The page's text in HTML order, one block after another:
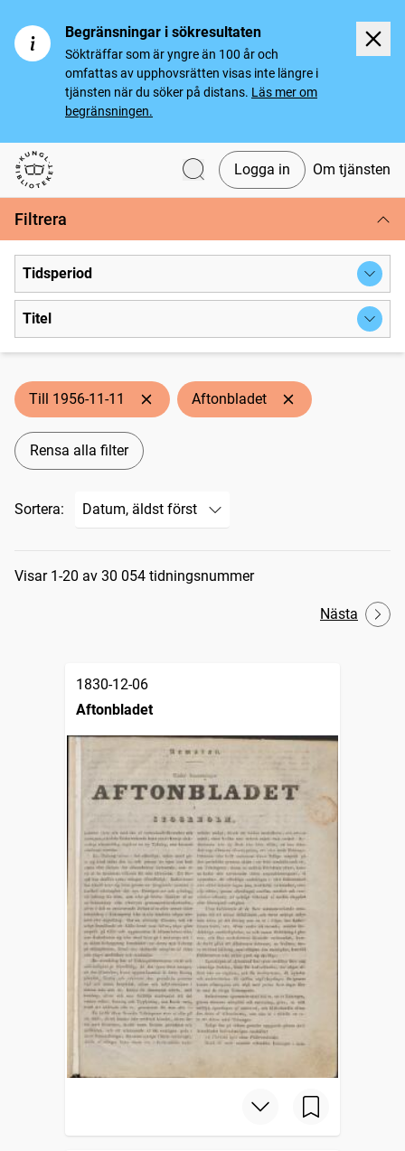
Begränsningar i sökresultaten
Sökträffar som är yngre än 100 år och
omfattas av upphovsrätten visas inte längre i
tjänsten när du söker på distans. Läs mer om
begränsningen.
Svenska tidningar
Logga in Om tjänsten
Filtrera
Tidsperiod
Titel
Till 1956-11-11 Aftonbladet
Rensa alla filter
Sortera:
Sökresultat
Visar 1-20 av 30 054 tidningsnummer
Nästa
1830-12-06
Aftonbladet